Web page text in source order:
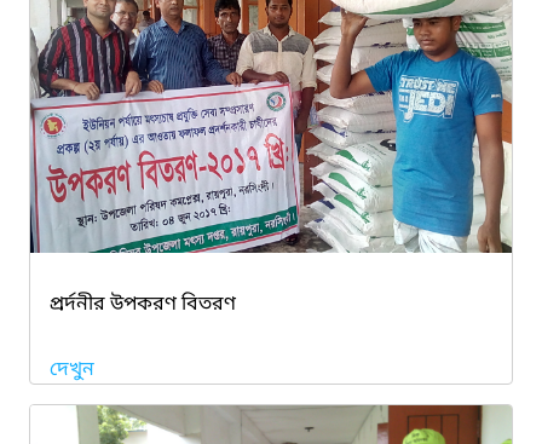
প্রর্দনীর উপকরণ বিতরণ
দেখুন